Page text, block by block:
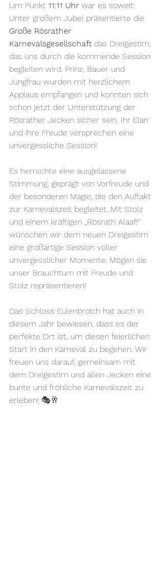
Um Punkt 11:11 Uhr war es soweit:
Unter großem Jubel präsentierte die
Große Rösrather
Karnevalsgesellschaft das Dreigestirn,
das uns durch die kommende Session
begleiten wird. Prinz, Bauer und
Jungfrau wurden mit herzlichem
Applaus empfangen und konnten sich
schon jetzt der Unterstützung der
Rösrather Jecken sicher sein. Ihr Elan
und ihre Freude versprechen eine
unvergessliche Session!
Es herrschte eine ausgelassene
Stimmung, geprägt von Vorfreude und
der besonderen Magie, die den Auftakt
zur Karnevalszeit begleitet. Mit Stolz
und einem kräftigen „Rösrath Alaaf!“
wünschen wir dem neuen Dreigestirn
eine großartige Session voller
unvergesslicher Momente. Mögen sie
unser Brauchtum mit Freude und
Stolz repräsentieren!
Das Schloss Eulenbroich hat auch in
diesem Jahr bewiesen, dass es der
perfekte Ort ist, um diesen feierlichen
Start in den Karneval zu begehen. Wir
freuen uns darauf, gemeinsam mit
dem Dreigestirn und allen Jecken eine
bunte und fröhliche Karnevalszeit zu
erleben! 🎭🥂